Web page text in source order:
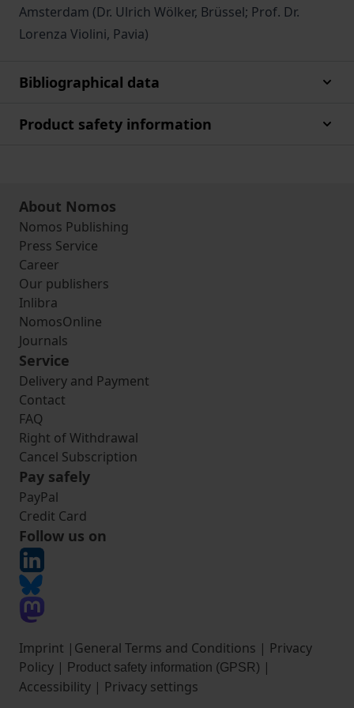
Amsterdam (Dr. Ulrich Wölker, Brüssel; Prof. Dr.
Lorenza Violini, Pavia)
Bibliographical data
Product safety information
About Nomos
Nomos Publishing
Press Service
Career
Our publishers
Inlibra
NomosOnline
Journals
Service
Delivery and Payment
Contact
FAQ
Right of Withdrawal
Cancel Subscription
Pay safely
PayPal
Credit Card
Follow us on
Imprint | General Terms and Conditions | Privacy
Policy | Product safety information (GPSR) |
Accessibility | Privacy settings